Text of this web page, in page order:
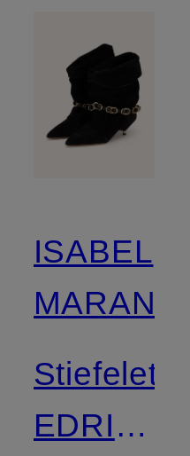
ISABEL
MARANT
EDRIK